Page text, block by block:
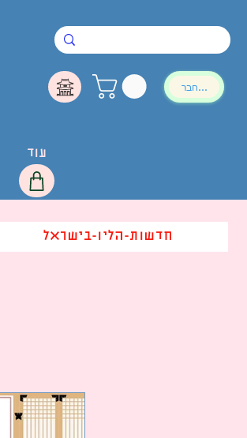
להתחבר
עוד
חדשות-הליו-בישראל